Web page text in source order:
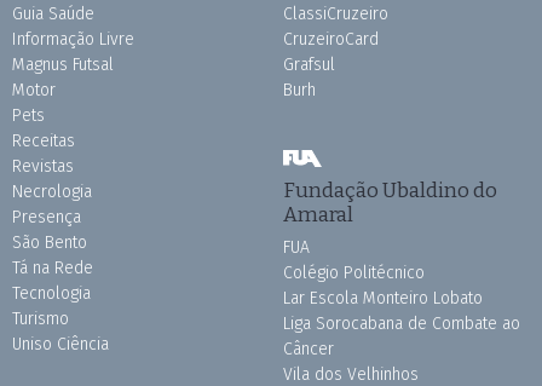
Guia Saúde
Informação Livre
Magnus Futsal
Motor
Pets
Receitas
Revistas
Necrologia
Presença
São Bento
Tá na Rede
Tecnologia
Turismo
Uniso Ciência
ClassiCruzeiro
CruzeiroCard
Grafsul
Burh
Fundação Ubaldino do
Amaral
FUA
Colégio Politécnico
Lar Escola Monteiro Lobato
Liga Sorocabana de Combate ao
Câncer
Vila dos Velhinhos